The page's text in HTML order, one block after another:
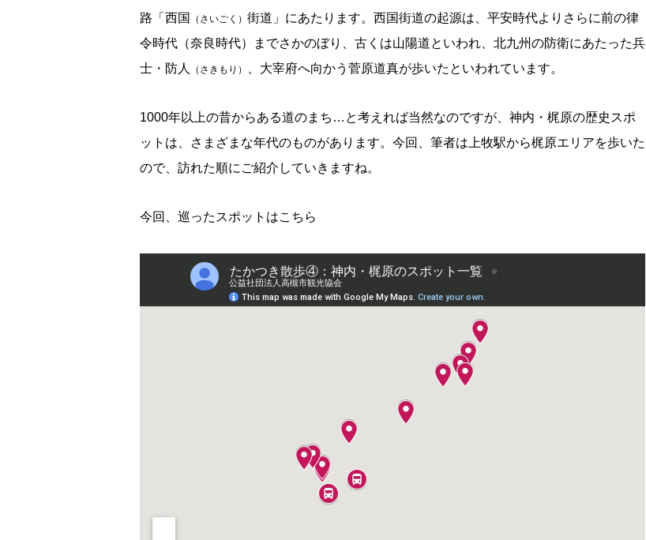
路「西国
（さいごく） 街道」にあたります。西国街道の起源は、平安時代よりさらに前の律
令時代（奈良時代）までさかのぼり、古くは山陽道といわれ、北九州の防衛にあたった兵
士・防人
（さきもり） 、大宰府へ向かう菅原道真が歩いたといわれています。
1000年以上の昔からある道のまち…と考えれば当然なのですが、神内・梶原の歴史スポ
ットは、さまざまな年代のものがあります。今回、筆者は上牧駅から梶原エリアを歩いた
ので、訪れた順にご紹介していきますね。
今回、巡ったスポットはこちら